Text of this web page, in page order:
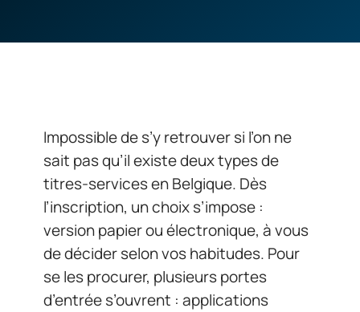
Impossible de s’y retrouver si l’on ne
sait pas qu’il existe deux types de
titres-services en Belgique. Dès
l’inscription, un choix s’impose :
version papier ou électronique, à vous
de décider selon vos habitudes. Pour
se les procurer, plusieurs portes
d’entrée s’ouvrent : applications